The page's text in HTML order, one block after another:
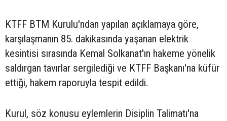
KTFF BTM Kurulu'ndan yapılan açıklamaya göre,
karşılaşmanın 85. dakikasında yaşanan elektrik
kesintisi sırasında Kemal Solkanat'ın hakeme yönelik
saldırgan tavırlar sergilediği ve KTFF Başkanı'na küfür
ettiği, hakem raporuyla tespit edildi.
Kurul, söz konusu eylemlerin Disiplin Talimatı'na